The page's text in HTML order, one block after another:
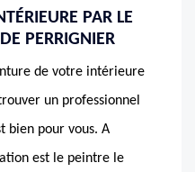
PAR LE
PERRIGNIER
de votre intérieure
un professionnel
bien pour vous. A
est le peintre le